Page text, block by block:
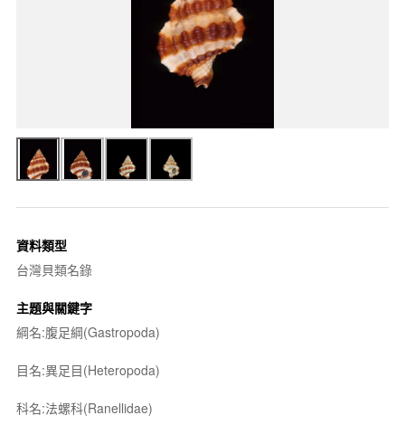
資料類型
台灣貝類名錄
主題與關鍵字
綱名:腹足綱(Gastropoda)
目名:異足目(Heteropoda)
科名:法螺科(Ranellidae)